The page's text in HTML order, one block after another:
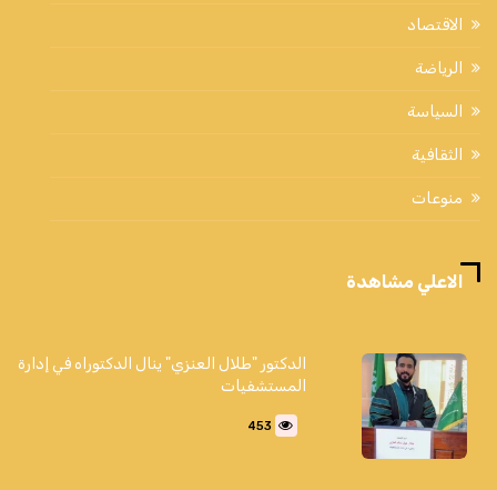
الاقتصاد
الرياضة
السياسة
الثقافية
منوعات
الاعلي مشاهدة
الدكتور "طلال العنزي" ينال الدكتوراه في إدارة
المستشفيات
453